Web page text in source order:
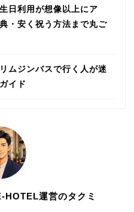
日利用が想像以上にア
・安く祝う方法まで丸ご
ムジンバスで行く人が迷
イド
運営のタクミ